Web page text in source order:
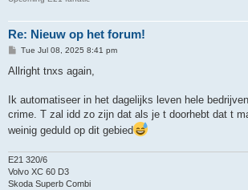
Re: Nieuw op het forum!
P
s
Tue Jul 08, 2025 8:41 pm
Allright tnxs again,
Ik automatiseer in het dagelijks leven hele
crime. T zal idd zo zijn dat als je t doorhebt dat t
weinig geduld op dit gebied
E21 320/6
Volvo XC 60 D3
Skoda Superb Combi